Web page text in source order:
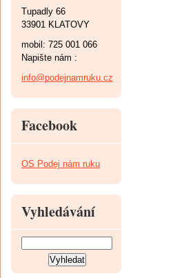
Tupadly 66
33901 KLATOVY
mobil: 725 001 066
Napište nám :
info@podejnamruku.cz
Facebook
OS Podej nám ruku
Vyhledávání